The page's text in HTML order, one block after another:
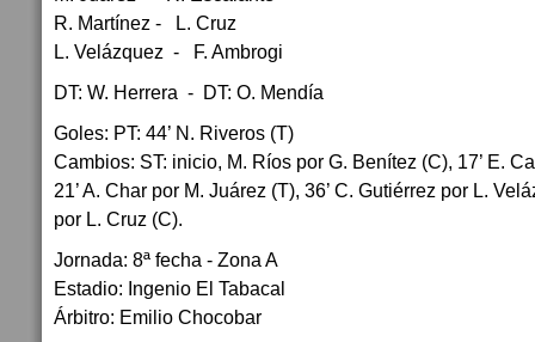
R. Martínez - L. Cruz
L. Velázquez - F. Ambrogi
DT: W. Herrera - DT: O. Mendía
Goles: PT: 44’ N. Riveros (T)
Cambios: ST: inicio, M. Ríos por G. Benítez (C), 17’ E.
21’ A. Char por M. Juárez (T), 36’ C. Gutiérrez por L.
por L. Cruz (C).
Jornada: 8ª fecha - Zona A
Estadio: Ingenio El Tabacal
Árbitro: Emilio Chocobar